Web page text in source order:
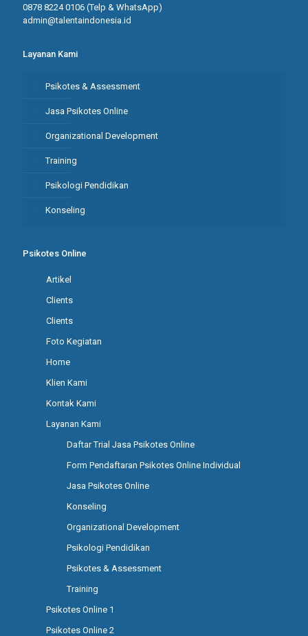
0878 8224 0106 (Telp & WhatsApp)
admin@talentaindonesia.id
Layanan Kami
Psikotes & Assessment
Jasa Psikotes Online
Organizational Development
Training
Psikologi Pendidikan
Konseling
Psikotes Online
Artikel
Clients
Clients
Foto Kegiatan
Home
Klien Kami
Kontak Kami
Layanan Kami
Daftar Trial Jasa Psikotes Online
Form Pendaftaran Psikotes Online Individual
Jasa Psikotes Online
Konseling
Organizational Development
Psikologi Pendidikan
Psikotes & Assessment
Training
Psikotes Online 1
Psikotes Online 2